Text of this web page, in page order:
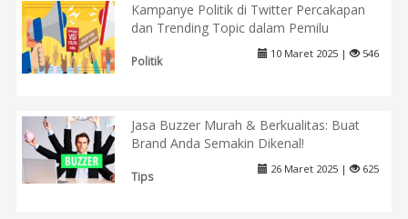
Kampanye Politik di Twitter Percakapan
dan Trending Topic dalam Pemilu
Politik
10 Maret 2025 | 546
Jasa Buzzer Murah & Berkualitas: Buat
Brand Anda Semakin Dikenal!
Tips
26 Maret 2025 | 625